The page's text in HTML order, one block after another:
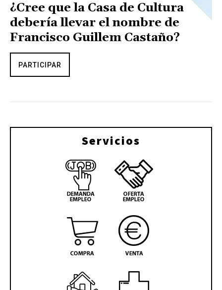
¿Cree que la Casa de Cultura
debería llevar el nombre de
Francisco Guillem Castaño?
PARTICIPAR
Servicios